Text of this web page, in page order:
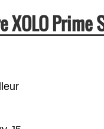
XOLO